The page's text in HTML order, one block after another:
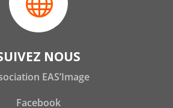
NOUS
EAS’Image
Facebook